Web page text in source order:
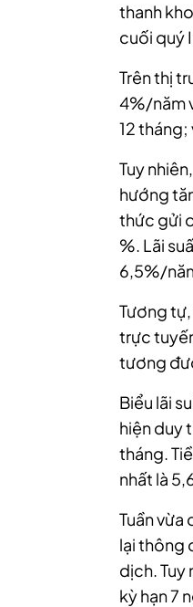
thanh
cuối quý
Trên thị
4%/năm
12
Tuy
hướng
thức gửi
%. Lãi
6,5%/
Tương
trực
tương
Biểu lãi
hiện duy
tháng.
nhất là
Tuần vừa
lại thông
dịch. Tuy
kỳ hạn 7